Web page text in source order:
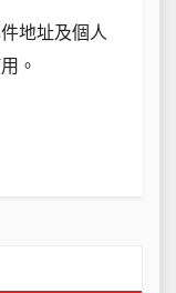
地址及個人
。